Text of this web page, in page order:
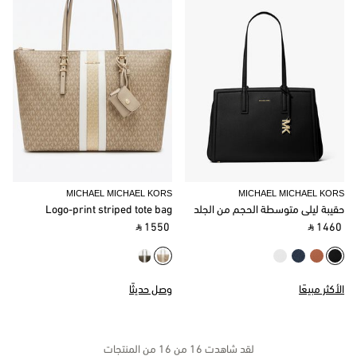
MICHAEL MICHAEL KORS
حقيبة ليلى متوسطة الحجم من الجلد
‎ ⃁ 1460 ‎
الأكثر مبيعًا
MICHAEL MICHAEL KORS
Logo-print striped tote bag
‎ ⃁ 1550 ‎
وصل حديثًا
لقد شاهدت 16 من 16 من المنتجات